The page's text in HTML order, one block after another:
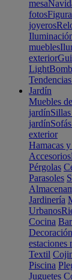
mesa
fotos
joyeros
muebles
exterior
Light
Jardín
Muebles
jardín
jardín
exterior
Hamacas
Accesorios
Pérgolas
Parasoles
Jardinería
Urbanos
Cocina
Decoración
estaciones
Textil
Piscina
Juguetes